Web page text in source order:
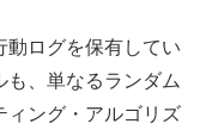
動ログを保有してい
も、単なるランダム
ィング・アルゴリズ